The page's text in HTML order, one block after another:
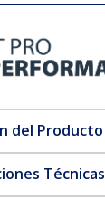
del Producto
Técnicas